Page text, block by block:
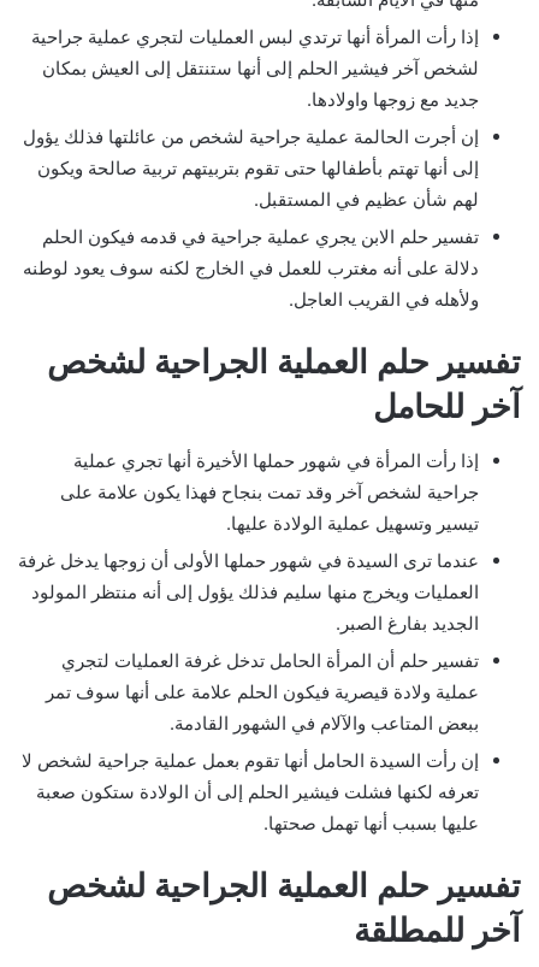
إذا رأت المرأة أنها ترتدي لبس العمليات لتجري عملية جراحية
لشخص آخر فيشير الحلم إلى أنها ستنتقل إلى العيش بمكان
جديد مع زوجها واولادها.
إن أجرت الحالمة عملية جراحية لشخص من عائلتها فذلك يؤول
إلى أنها تهتم بأطفالها حتى تقوم بتربيتهم تربية صالحة ويكون
لهم شأن عظيم في المستقبل.
تفسير حلم الابن يجري عملية جراحية في قدمه فيكون الحلم
دلالة على أنه مغترب للعمل في الخارج لكنه سوف يعود لوطنه
ولأهله في القريب العاجل.
تفسير حلم العملية الجراحية لشخص
آخر للحامل
إذا رأت المرأة في شهور حملها الأخيرة أنها تجري عملية
جراحية لشخص آخر وقد تمت بنجاح فهذا يكون علامة على
تيسير وتسهيل عملية الولادة عليها.
عندما ترى السيدة في شهور حملها الأولى أن زوجها يدخل غرفة
العمليات ويخرج منها سليم فذلك يؤول إلى أنه منتظر المولود
الجديد بفارغ الصبر.
تفسير حلم أن المرأة الحامل تدخل غرفة العمليات لتجري
عملية ولادة قيصرية فيكون الحلم علامة على أنها سوف تمر
ببعض المتاعب والآلام في الشهور القادمة.
إن رأت السيدة الحامل أنها تقوم بعمل عملية جراحية لشخص لا
تعرفه لكنها فشلت فيشير الحلم إلى أن الولادة ستكون صعبة
عليها بسبب أنها تهمل صحتها.
تفسير حلم العملية الجراحية لشخص
آخر للمطلقة